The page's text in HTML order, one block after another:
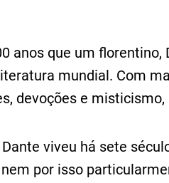
anos que um
mundial. Com
devoções e
viveu há sete
por isso